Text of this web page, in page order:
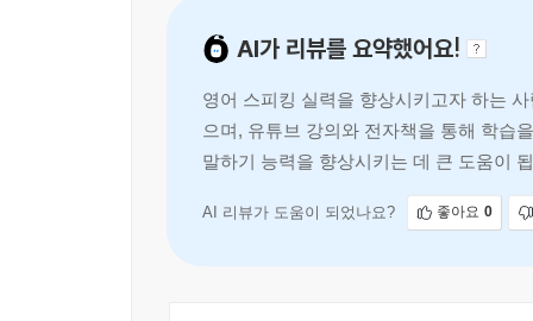
매트릭스 공식 홈페이지
“그동안 영어 공부에 꽤 많은 시간과 노력을 투
일인가를 깨닫게 되었고, 좀처럼 늘지 않는 실력
궁금해하던 표현들이 여기에 모두 수록되어 있음
과정을 따라가다 보면 ‘와, 정말 스피킹 실력이 향
AI가 리뷰를 요약했어요!
영어 스피킹 실력을 향상시키고자 하는
으며, 유튜브 강의와 전자책을 통해 학습
말하기 능력을 향상시키는 데 큰 도움이
AI 리뷰가 도움이 되었나요? 좋아요 0